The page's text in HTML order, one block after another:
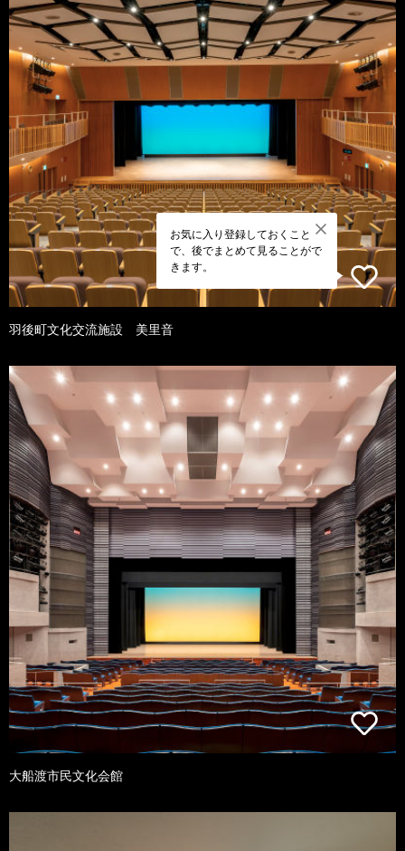
お気に入り登録しておくこと
で、後でまとめて見ることがで
きます。
羽後町文化交流施設 美里音
大船渡市民文化会館